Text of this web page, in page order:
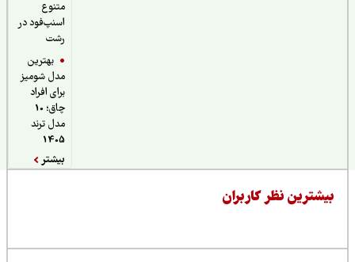
اسنپ‌فود در
بهترین
مدل شومیز
برای افراد
چاق؛ 10
مدل ترند
نظر کاربران